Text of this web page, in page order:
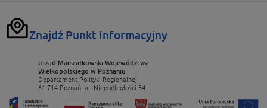
Znajdź Punkt Informacyjny
Urząd Marszałkowski Województwa
Wielkopolskiego w Poznaniu
Departament Polityki Regionalnej
61-714 Poznań, al. Niepodległości 34